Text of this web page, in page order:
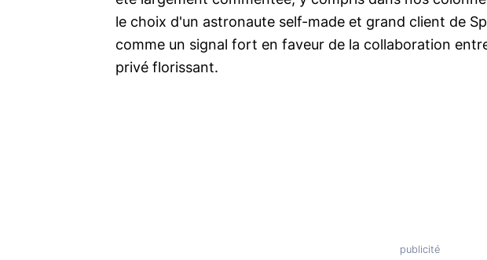
le choix d'un astronaute self-made et grand client de
comme un signal fort en faveur de la collaboration
privé florissant.